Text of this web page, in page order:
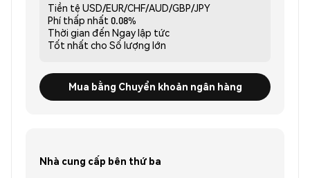
Tiền tệ USD/EUR/CHF/AUD/GBP/JPY
Phí thấp nhất 0.08%
Thời gian đến Ngay lập tức
Tốt nhất cho Số lượng lớn
Mua bằng Chuyển khoản ngân hàng
Nhà cung cấp bên thứ ba